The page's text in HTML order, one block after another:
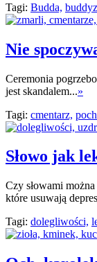
Tagi: Budda,
Nie
Ceremonia
jest skandalem...»
Tagi: cmentarz,
Słowo jak
Czy słowami
które usuwają
Tagi: dolegliwości,